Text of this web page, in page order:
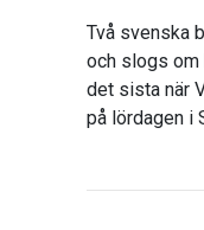
Två svenska
och slogs om
det sista när
på lördagen i